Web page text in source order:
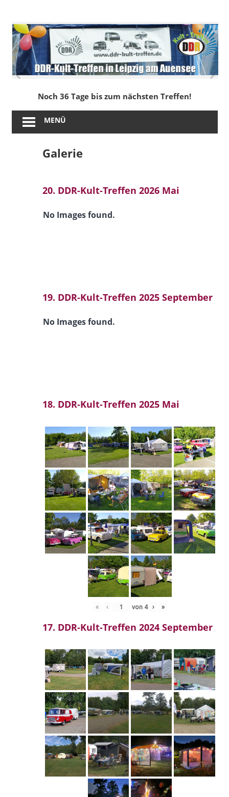
springen
DDR-
Kult-
Treffen
in
Leipzig
am
Noch 36 Tage bis zum nächsten Treffen!
MENÜ
Galerie
20. DDR-Kult-Treffen 2026 Mai
No Images found.
19. DDR-Kult-Treffen 2025 September
No Images found.
18. DDR-Kult-Treffen 2025 Mai
« ‹ von 4 › »
17. DDR-Kult-Treffen 2024 September